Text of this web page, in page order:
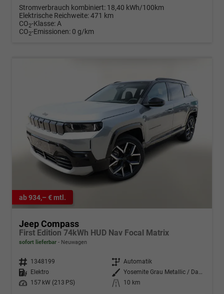
Stromverbrauch kombiniert: 18,40 kWh/100km
Elektrische Reichweite:471 km
CO2-Klasse:A
CO2-Emissionen: 0 g/km
ab 934,– € mtl.
Jeep Compass
First Edition 74kWh HUD Nav Focal Matrix
sofort lieferbar Neuwagen
Fahrzeugnr. 1348199 Getriebe Automatik
Kraftstoff
Elektro Außenfarbe
Yosemite Grau Metallic / Dach: s
Leistung
157 kW (213 PS) Kilometerstand 10 km